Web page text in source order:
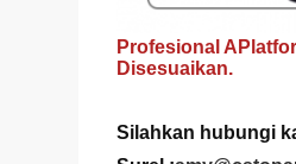
Profesional A
Disesuaikan.
Silahkan hubungi